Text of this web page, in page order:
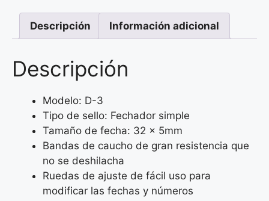
Descripción Información adicional
Descripción
Modelo: D-3
Tipo de sello: Fechador simple
Tamaño de fecha: 32 x 5mm
Bandas de caucho de gran resistencia que
no se deshilacha
Ruedas de ajuste de fácil uso para
modificar las fechas y números